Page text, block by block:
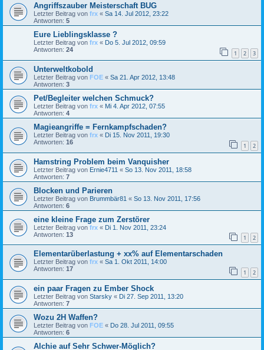
Angriffszauber Meisterschaft BUG
Letzter Beitrag von frx « Sa 14. Jul 2012, 23:22
Antworten: 5
Eure Lieblingsklasse ?
Letzter Beitrag von frx « Do 5. Jul 2012, 09:59
Antworten: 24 1 2 3
Unterweltkobold
Letzter Beitrag von FOE « Sa 21. Apr 2012, 13:48
Antworten: 3
Pet/Begleiter welchen Schmuck?
Letzter Beitrag von frx « Mi 4. Apr 2012, 07:55
Antworten: 4
Magieangriffe = Fernkampfschaden?
Letzter Beitrag von frx « Di 15. Nov 2011, 19:30
Antworten: 16 1 2
Hamstring Problem beim Vanquisher
Letzter Beitrag von Ernie4711 « So 13. Nov 2011, 18:58
Antworten: 7
Blocken und Parieren
Letzter Beitrag von Brummbär81 « So 13. Nov 2011, 17:56
Antworten: 6
eine kleine Frage zum Zerstörer
Letzter Beitrag von frx « Di 1. Nov 2011, 23:24
Antworten: 13 1 2
Elementarüberlastung + xx% auf Elementarschaden
Letzter Beitrag von frx « Sa 1. Okt 2011, 14:00
Antworten: 17 1 2
ein paar Fragen zu Ember Shock
Letzter Beitrag von Starsky « Di 27. Sep 2011, 13:20
Antworten: 7
Wozu 2H Waffen?
Letzter Beitrag von FOE « Do 28. Jul 2011, 09:55
Antworten: 6
Alchie auf Sehr Schwer-Möglich?